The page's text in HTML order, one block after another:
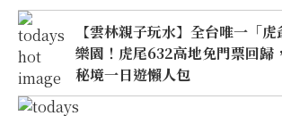
【雲林親子玩水】全台唯一「
樂園！虎尾632高地免門票回歸
秘境一日遊懶人包